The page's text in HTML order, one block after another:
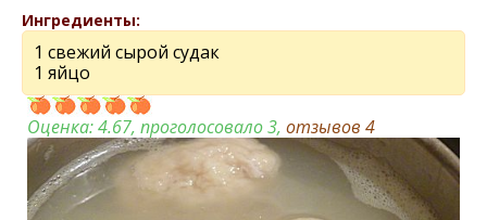
Ингредиенты:
1 свежий сырой судак
1 яйцо
Оценка:4.67, проголосовало 3, отзывов 4